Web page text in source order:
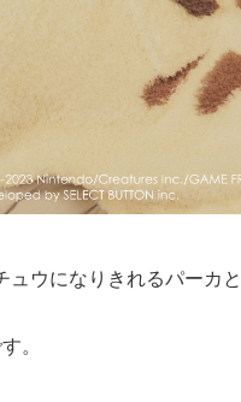
ウになりきれるパーカ
。